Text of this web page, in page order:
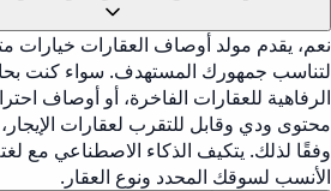
نعم، يقدم مولد أوصاف العقارات خيارات
لتناسب جمهورك المستهدف. سواء كنت
الرفاهية للعقارات الفاخرة، أو أوصاف
محتوى ودي وقابل للتقرب لعقارات
وفقًا لذلك. يتكيف الذكاء الاصطناعي مع
الأنسب لسوقك المحدد ونوع العقار.